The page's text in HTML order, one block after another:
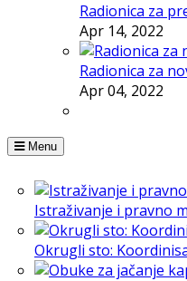
Radionica za
Apr 14, 2022
Radionica za
Apr 04, 2022
Istraživanje i pravno
Okrugli sto:
Menu